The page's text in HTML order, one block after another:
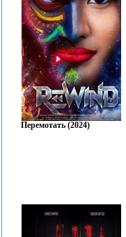
Перемотать (2024)